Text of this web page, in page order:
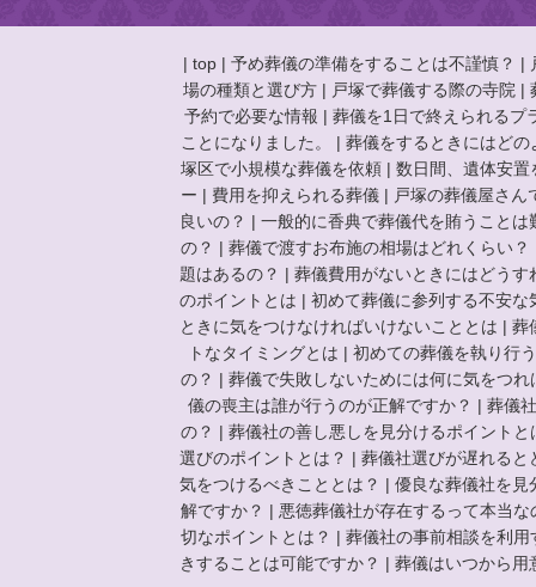
| top | 予め葬儀の準備をすることは不謹慎？ |
場の種類と選び方 | 戸塚で葬儀する際の寺院 |
予約で必要な情報 | 葬儀を1日で終えられるプ
ことになりました。
| 葬儀をするときにはど
塚区で小規模な葬儀を依頼 | 数日間、遺体安置
ー | 費用を抑えられる葬儀 | 戸塚の葬儀屋さん
良いの？ | 一般的に香典で葬儀代を賄うことは
の？ | 葬儀で渡すお布施の相場はどれくらい？
題はあるの？ | 葬儀費用がないときにはどうす
のポイントとは | 初めて葬儀に参列する不安
ときに気をつけなければいけないこととは | 葬
トなタイミングとは | 初めての葬儀を執り行
の？ | 葬儀で失敗しないためには何に気をつれ
儀の喪主は誰が行うのが正解ですか？ | 葬儀
の？ | 葬儀社の善し悪しを見分けるポイントと
選びのポイントとは？ | 葬儀社選びが遅れると
気をつけるべきこととは？ | 優良な葬儀社を見
解ですか？ | 悪徳葬儀社が存在するって本当な
切なポイントとは？ | 葬儀社の事前相談を利
きすることは可能ですか？ | 葬儀はいつから用